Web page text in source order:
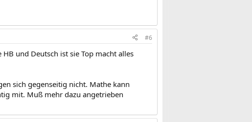
#6
und Deutsch ist sie Top macht alles
sich gegenseitig nicht. Mathe kann
mit. Muß mehr dazu angetrieben